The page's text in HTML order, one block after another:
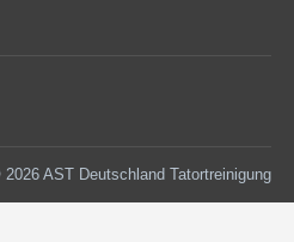
AST Deutschland Tatortreinigung